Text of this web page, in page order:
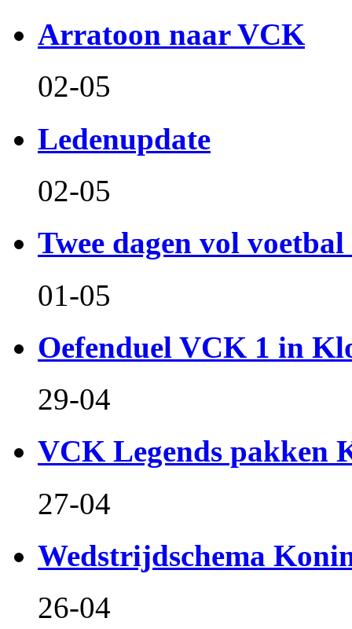
Arratoon naar VCK
02-05
Ledenupdate
02-05
Twee dagen vol
01-05
Oefenduel VCK 1 in
29-04
VCK Legends pakken
27-04
Wedstrijdschema
26-04